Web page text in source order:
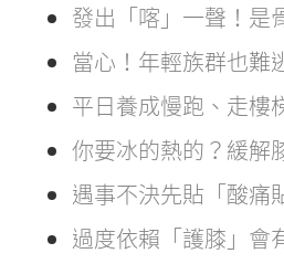
發出「喀」一聲！是
當心！年輕族群也難
平日養成慢跑、走樓
你要冰的熱的？緩解
遇事不決先貼「酸痛
過度依賴「護膝」會